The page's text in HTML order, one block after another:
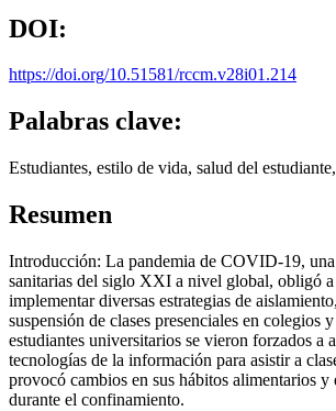
DOI:
https://doi.org/10.51581/rccm.v28i01.214
Palabras clave:
Estudiantes, estilo de vida, salud del
Resumen
Introducción: La pandemia de COVID-19, una
sanitarias del siglo XXI a nivel global, obligó a
implementar diversas estrategias de
suspensión de clases presenciales en colegios
estudiantes universitarios se vieron forzados a
tecnologías de la información para asistir a
provocó cambios en sus hábitos alimentarios y
durante el confinamiento.